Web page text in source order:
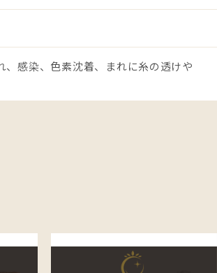
感染、色素沈着、まれに糸の透けや